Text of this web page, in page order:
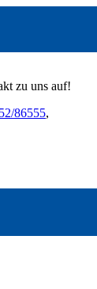
zu uns auf!
86555,